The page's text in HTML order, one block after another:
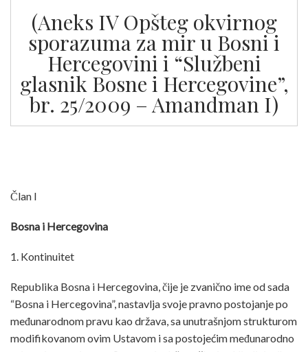
(Aneks IV Opšteg okvirnog
sporazuma za mir u Bosni i
Hercegovini i “Službeni
glasnik Bosne i Hercegovine”,
br. 25/2009 – Amandman I)
Član I
Bosna i Hercegovina
1. Kontinuitet
Republika Bosna i Hercegovina, čije je zvanično ime od sada
“Bosna i Hercegovina”, nastavlja svoje pravno postojanje po
međunarodnom pravu kao država, sa unutrašnjom strukturom
modifikovanom ovim Ustavom i sa postojećim međunarodno